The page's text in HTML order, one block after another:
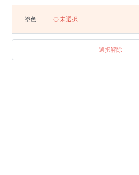
塗色 未選択
選択解除